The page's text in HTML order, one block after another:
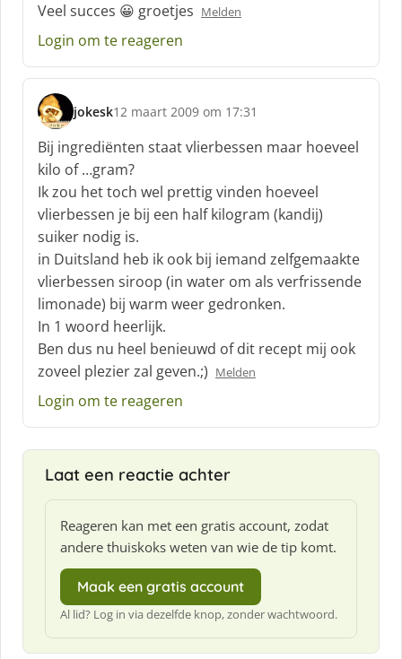
Veel succes 😀 groetjes Melden
Login om te reageren
jokesk
s
c
h
r
e
e
f
:
12 maart 2009 om 17:31
Bij ingrediënten staat vlierbessen maar hoeveel
kilo of …gram?
Ik zou het toch wel prettig vinden hoeveel
vlierbessen je bij een half kilogram (kandij)
suiker nodig is.
in Duitsland heb ik ook bij iemand zelfgemaakte
vlierbessen siroop (in water om als verfrissende
limonade) bij warm weer gedronken.
In 1 woord heerlijk.
Ben dus nu heel benieuwd of dit recept mij ook
zoveel plezier zal geven.;) Melden
Login om te reageren
Laat een reactie achter
Reageren kan met een gratis account, zodat
andere thuiskoks weten van wie de tip komt.
Maak een gratis account
Al lid? Log in via dezelfde knop, zonder wachtwoord.